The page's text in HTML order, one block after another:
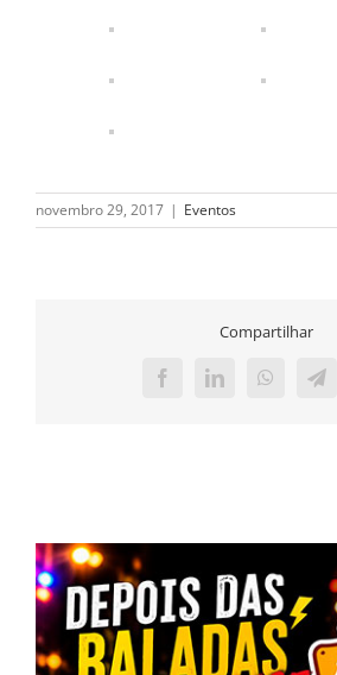
novembro 29, 2017 | Eventos
Compartilhar
FacebookLinkedInWhatsApp